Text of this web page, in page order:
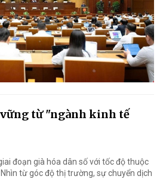
vững từ "ngành kinh tế
đoạn già hóa dân số với tốc độ thuộc
từ góc độ thị trường, sự chuyển dịch